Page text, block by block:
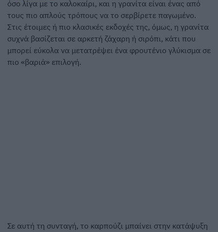
όσο λίγα με το καλοκαίρι, και η γρανίτα είναι ένας από
τους πιο απλούς τρόπους να το σερβίρετε παγωμένο.
Στις έτοιμες ή πιο κλασικές εκδοχές της, όμως, η γρανίτα
συχνά βασίζεται σε αρκετή ζάχαρη ή σιρόπι, κάτι που
μπορεί εύκολα να μετατρέψει ένα φρουτένιο γλύκισμα σε
πιο «βαριά» επιλογή.
Σε αυτή τη συνταγή, το καρπούζι μπαίνει στην κατάψυξη